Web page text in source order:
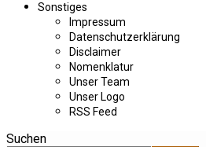
Sonstiges
Impressum
Datenschutzerklärung
Disclaimer
Nomenklatur
Unser Team
Unser Logo
RSS Feed
Suchen